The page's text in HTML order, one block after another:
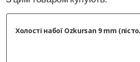
повышать уровень
Холості набої Ozkursan 9 mm